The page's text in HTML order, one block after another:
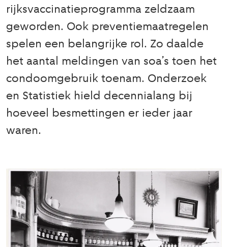
rijksvaccinatieprogramma zeldzaam
geworden. Ook preventiemaatregelen
spelen een belangrijke rol. Zo daalde
het aantal meldingen van soa’s toen het
condoomgebruik toenam. Onderzoek
en Statistiek hield decennialang bij
hoeveel besmettingen er ieder jaar
waren.